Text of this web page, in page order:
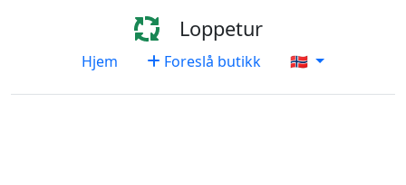
Loppetur
Hjem Foreslå butikk 🇳🇴